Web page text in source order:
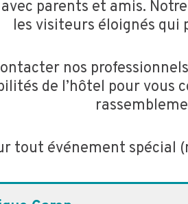
parents et amis.
les visiteurs éloignés
nos
de l’hôtel pour vous
tout événement spécial